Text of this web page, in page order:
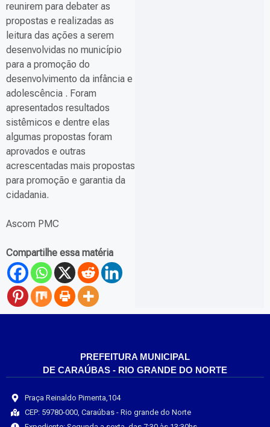
reunirem para debater as
propostas e realizadas as
leitura das ações a serem
desenvolvidas no município
para a promoção do
desenvolvimento da infância e
adolescência . Foram
apresentados resultados
sistêmicos e dentre elas
algumas propostas foram
aprovados e outras
acrescentadas mais propostas
para promoção e garantia da
cidadania.
Ascom PMC
Compartilhe essa matéria
PREFEITURA MUNICIPAL
DE CARAÚBAS - RIO GRANDE DO NORTE
Praça Reinaldo Pimenta,104
CEP: 59780-000, Caraúbas - Rio grande do Norte